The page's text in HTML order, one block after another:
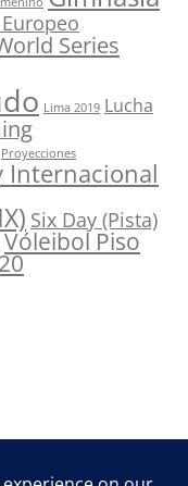
Series
Lima 2019 Lucha
Proyecciones
Internacional
Six Day (Pista)
Vóleibol Piso